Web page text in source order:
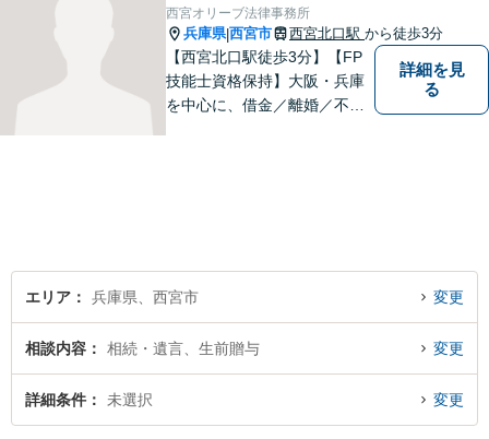
しください【完全個室対応】
西宮オリーブ法律事務所
兵庫県|西宮市 西宮北口駅 から徒歩3分
【西宮北口駅徒歩3分】【FP
技能士資格保持】大阪・兵庫
を中心に、借金／離婚／不動
詳細を見
る
エリア 兵庫県、西宮市 変更
相談内容 相続・遺言、生前贈与 変更
詳細条件 未選択 変更